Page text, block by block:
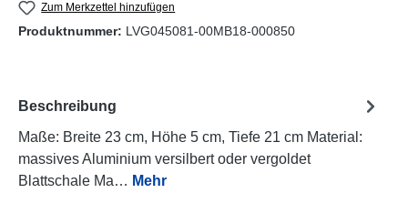
Zum Merkzettel hinzufügen
Produktnummer: LVG045081-00MB18-000850
Beschreibung
Maße: Breite 23 cm, Höhe 5 cm, Tiefe 21 cm Material:
massives Aluminium versilbert oder vergoldet
Blattschale Ma… Mehr